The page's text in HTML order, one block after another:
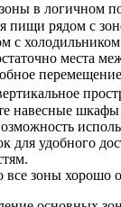
в логичном
пищи рядом с
с
места
навесные
для удобного
все зоны хорошо